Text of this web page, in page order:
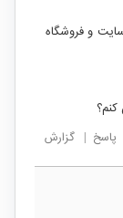
و فروشگاه
پاسخ | گزارش